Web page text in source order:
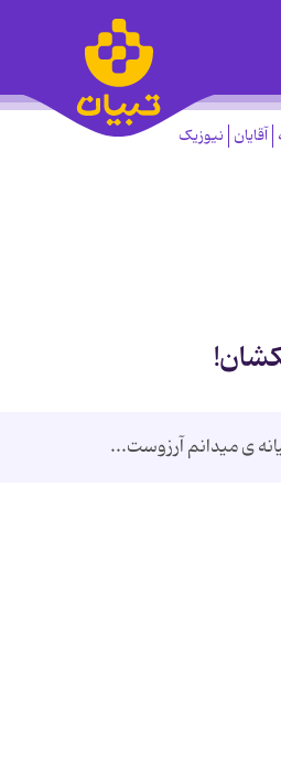
آقایان نیوزیک
ی میدانم آرزوست...